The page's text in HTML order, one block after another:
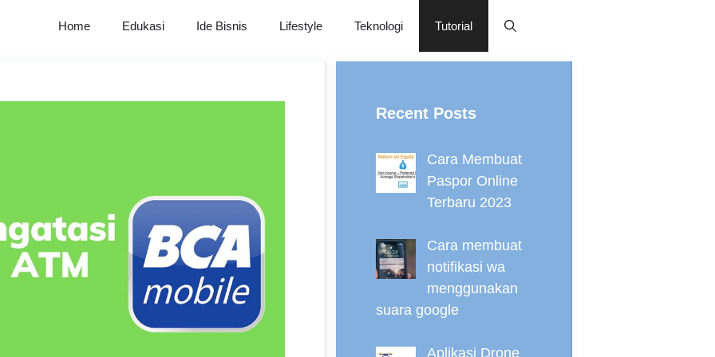
Home Edukasi Ide Bisnis Lifestyle Teknologi Tutorial
Recent Posts
Cara Membuat
Paspor Online
Terbaru 2023
Cara membuat
notifikasi wa
menggunakan
suara google
Aplikasi Drone